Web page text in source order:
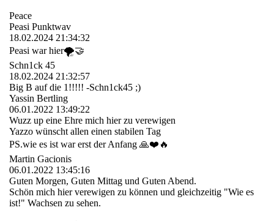
Peace
Peasi Punktwav
18.02.2024 21:34:32
Peasi war hier🌪️🤝
Schn1ck 45
18.02.2024 21:32:57
Big B auf die 1!!!!! -Schn1ck45 ;)
Yassin Bertling
06.01.2022 13:49:22
Wuzz up eine Ehre mich hier zu verewigen
Yazzo wünscht allen einen stabilen Tag
PS.wie es ist war erst der Anfang 🙏❤️🔥
Martin Gacionis
06.01.2022 13:45:16
Guten Morgen, Guten Mittag und Guten Abend.
Schön mich hier verewigen zu können und gleichzeitig "Wie es
ist!" Wachsen zu sehen.